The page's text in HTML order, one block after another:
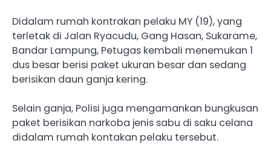
Didalam rumah kontrakan pelaku MY (19), yang
terletak di Jalan Ryacudu, Gang Hasan, Sukarame,
Bandar Lampung, Petugas kembali menemukan 1
dus besar berisi paket ukuran besar dan sedang
berisikan daun ganja kering.
Selain ganja, Polisi juga mengamankan bungkusan
paket berisikan narkoba jenis sabu di saku celana
didalam rumah kontakan pelaku tersebut.